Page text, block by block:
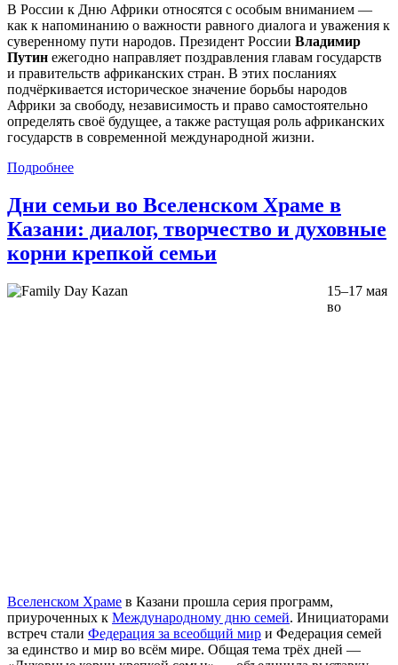
В России к Дню Африки относятся с особым вниманием —
как к напоминанию о важности равного диалога и уважения к
суверенному пути народов. Президент России Владимир
Путин ежегодно направляет поздравления главам государств
и правительств африканских стран. В этих посланиях
подчёркивается историческое значение борьбы народов
Африки за свободу, независимость и право самостоятельно
определять своё будущее, а также растущая роль африканских
государств в современной международной жизни.
Подробнее
Дни семьи во Вселенском Храме в
Казани: диалог, творчество и духовные
корни крепкой семьи
15–17 мая
во
Вселенском Храме в Казани прошла серия программ,
приуроченных к Международному дню семей. Инициаторами
встреч стали Федерация за всеобщий мир и Федерация семей
за единство и мир во всём мире. Общая тема трёх дней —